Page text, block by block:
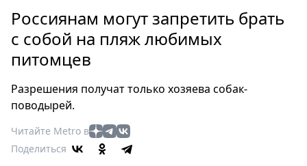
Россия
Мир
Здоровье
Туризм
Мода
Театр
Кино
Россиянам могут запретить брать
с собой на пляж любимых
питомцев
Разрешения получат только хозяева собак-
поводырей.
Читайте Metro в
Поделиться